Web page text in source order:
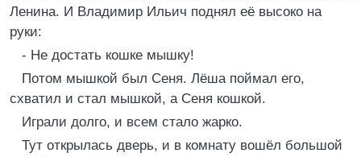
Ленина. И Владимир Ильич поднял её высоко на
руки:
- Не достать кошке мышку!
Потом мышкой был Сеня. Лёша поймал его,
схватил и стал мышкой, а Сеня кошкой.
Играли долго, и всем стало жарко.
Тут открылась дверь, и в комнату вошёл большой